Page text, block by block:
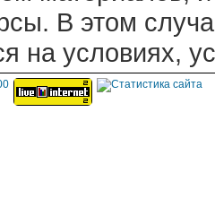
В этом
на условиях,